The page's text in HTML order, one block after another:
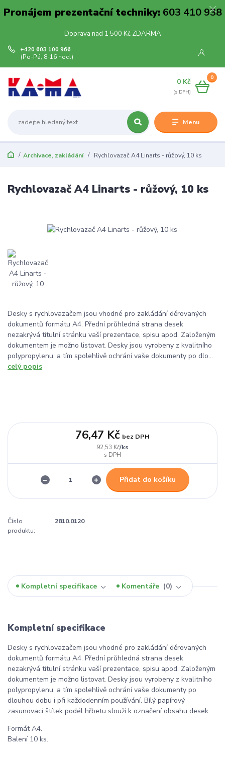
Pronájem prezentační techniky:603 410 938
Doprava nad 1 500 Kč ZDARMA
Menu
+420 603 100 966
(Po-Pá, 8-16 hod.)
0
0 Kč
Archivace, zakládání Rychlovazač A4 Linarts - růžový, 10 ks
Rychlovazač A4 Linarts - růžový, 10 ks
Desky s rychlovazačem jsou vhodné pro zakládání děrovaných
dokumentů formátu A4. Přední průhledná strana desek
nezakrývá titulní stránku vaší prezentace, spisu apod. Založeným
dokumentem je možno listovat. Desky jsou vyrobeny z kvalitního
polypropylenu, a tím spolehlivě ochrání vaše dokumenty po dlo...
celý popis
92,53 Kč/ks
76,47 Kč bez DPH
Přidat do košíku
Číslo
produktu:
2810.0120
Kompletní specifikace Komentáře 0
Kompletní specifikace
Desky s rychlovazačem jsou vhodné pro zakládání děrovaných
dokumentů formátu A4. Přední průhledná strana desek
nezakrývá titulní stránku vaší prezentace, spisu apod. Založeným
dokumentem je možno listovat. Desky jsou vyrobeny z kvalitního
polypropylenu, a tím spolehlivě ochrání vaše dokumenty po
dlouhou dobu i při každodenním používání. Bílý papírový
zasunovací štítek podél hřbetu slouží k označení obsahu desek.
Formát A4.
Balení 10 ks.